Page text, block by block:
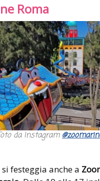
Roma
Foto da Instagram
festeggia anche a